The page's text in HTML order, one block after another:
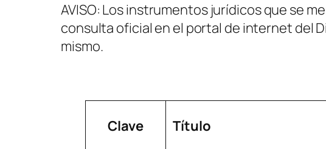
AVISO: Los instrumentos jurídicos que se
consulta oficial en el portal de internet del
mismo.
Clave Título